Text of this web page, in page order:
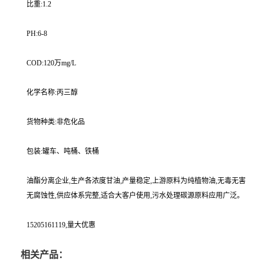
比重:1.2
PH:6-8
COD:120万mg/L
化学名称:丙三醇
货物种类:非危化品
包装:罐车、吨桶、铁桶
油酯分离企业,生产各浓度甘油,产量稳定,上游原料为纯植物油,无毒无害
无腐蚀性,供应体系完整,适合大客户使用,污水处理碳源原料应用广泛。
15205161119,量大优惠
相关产品：